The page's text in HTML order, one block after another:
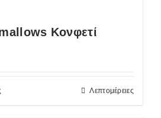
Κονφετί
Λεπτομέρειες